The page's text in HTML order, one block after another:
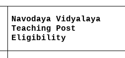
Navodaya Vidyalaya
Teaching Post
Eligibility